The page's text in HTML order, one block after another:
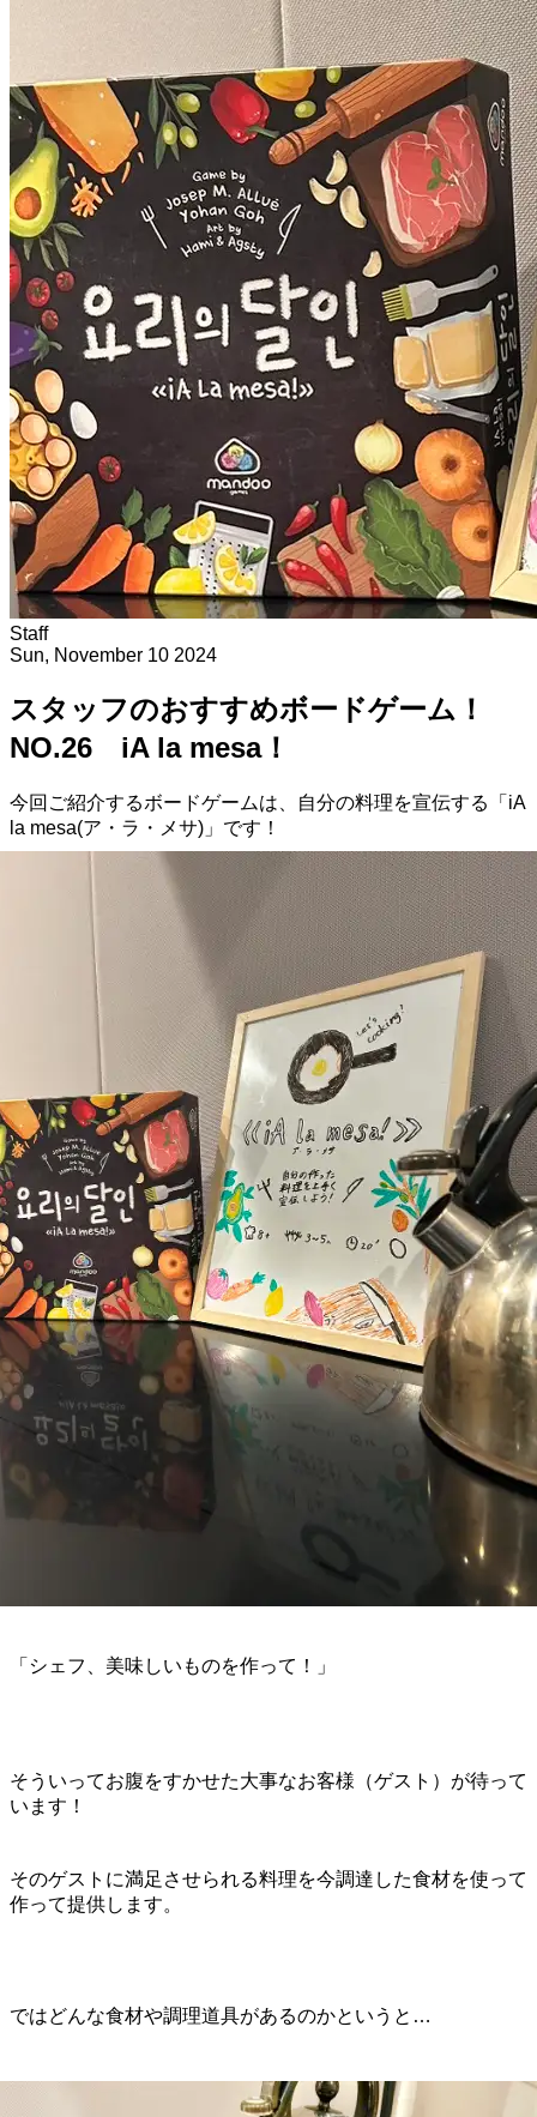
Staff
Sun, November 10 2024
スタッフのおすすめボードゲーム！
NO.26 iA la mesa！
今回ご紹介するボードゲームは、自分の料理を宣伝する「iA
la mesa(ア・ラ・メサ)」です！
「シェフ、美味しいものを作って！」
そういってお腹をすかせた大事なお客様（ゲスト）が待って
います！
そのゲストに満足させられる料理を今調達した食材を使って
作って提供します。
ではどんな食材や調理道具があるのかというと…